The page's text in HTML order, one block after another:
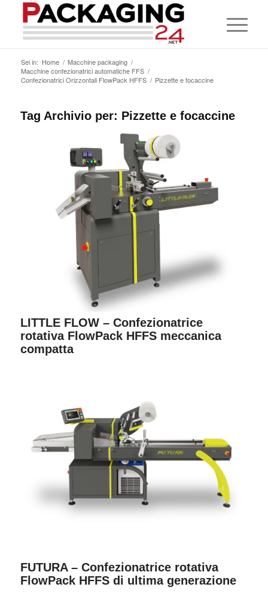
Sei in: Home / Macchine packaging /
Macchine confezionatrici automatiche FFS /
Confezionatrici Orizzontali FlowPack HFFS / Pizzette e focaccine
Tag Archivio per: Pizzette e focaccine
LITTLE FLOW – Confezionatrice
rotativa FlowPack HFFS meccanica
compatta
FUTURA – Confezionatrice rotativa
FlowPack HFFS di ultima generazione